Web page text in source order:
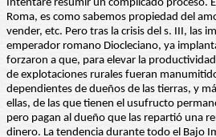
Intentaré resumir un complicado proceso.
Roma, es como sabemos propiedad del
vender, etc. Pero tras la crisis del s. III, las
emperador romano Diocleciano, ya
forzaron a que, para elevar la
de explotaciones rurales fueran
dependientes de dueños de las tierras, y
ellas, de las que tienen el usufructo
pero pagan al dueño que las repartió una
dinero. La tendencia durante todo el Bajo